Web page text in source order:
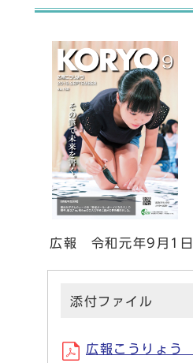
広報 令和元年9月1
添付ファイル
広報こうりょ